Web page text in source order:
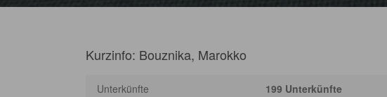
Kurzinfo: Bouznika, Marokko
Unterkünfte
199 Unterkünfte